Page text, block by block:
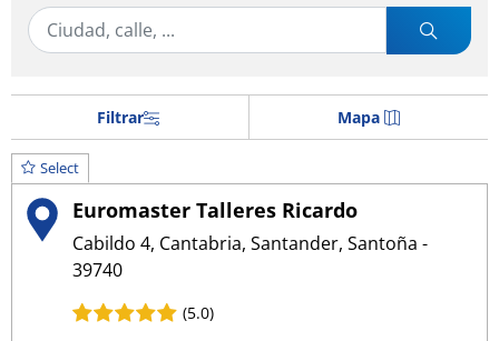
Filtrar Mapa
Select
Euromaster Talleres Ricardo
Cabildo 4, Cantabria, Santander, Santoña -
39740
(5.0)